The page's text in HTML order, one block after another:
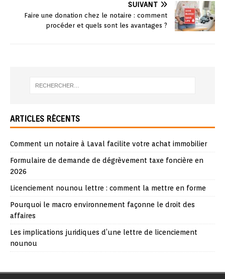
SUIVANT
Faire une donation chez le notaire : comment
procéder et quels sont les avantages ?
ARTICLES RÉCENTS
Comment un notaire à Laval facilite votre achat immobilier
Formulaire de demande de dégrèvement taxe foncière en
2026
Licenciement nounou lettre : comment la mettre en forme
Pourquoi le macro environnement façonne le droit des
affaires
Les implications juridiques d’une lettre de licenciement
nounou